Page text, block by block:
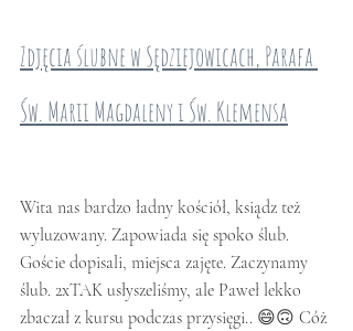
Zdjęcia ślubne w Sędziejowicach, Parafa
Św. Marii Magdaleny i Św. Klemensa
Wita nas bardzo ładny kościół, ksiądz też
wyluzowany. Zapowiada się spoko ślub.
Goście dopisali, miejsca zajęte. Zaczynamy
ślub. 2xTAK usłyszeliśmy, ale Paweł lekko
zbaczał z kursu podczas przysięgi.. 😄🙃 Cóż